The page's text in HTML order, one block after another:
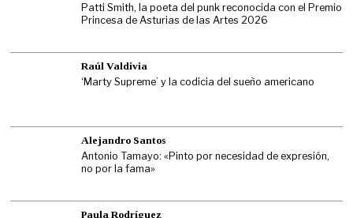
Patti Smith, la poeta del punk reconocida con el Premio
Princesa de Asturias de las Artes 2026
Raúl Valdivia
‘Marty Supreme’ y la codicia del sueño americano
Alejandro Santos
Antonio Tamayo: «Pinto por necesidad de expresión,
no por la fama»
Paula Rodríguez